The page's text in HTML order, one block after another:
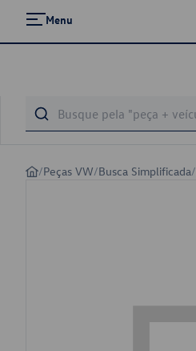
Menu
/Peças VW/Busca Simplificada/